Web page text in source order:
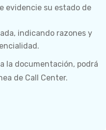
evidencie su estado de
indicando razones y
la documentación, podrá
de Call Center.